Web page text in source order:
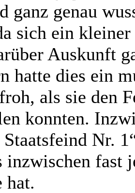
ganz genau
sich ein
Auskunft
hatte dies ein
als sie den
konnten.
Nr.
inzwischen fast
hat.